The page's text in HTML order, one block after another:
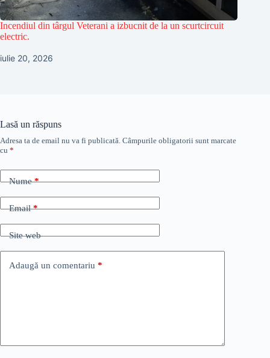
Incendiul din târgul Veterani a izbucnit de la un scurtcircuit
electric.
iulie 20, 2026
Lasă un răspuns
Adresa ta de email nu va fi publicată. Câmpurile obligatorii sunt marcate
cu *
Nume*
Email*
Site web
Adaugă un comentariu *